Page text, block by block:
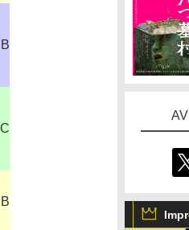
B
C
B